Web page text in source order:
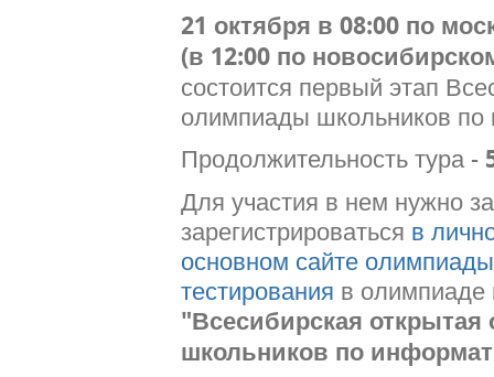
21 октября в 08:00 по
(в 12:00 по
состоится первый этап
олимпиады школьников по
Продолжительность тура -
Для участия в нем нужно
зарегистрироваться в
основном сайте олимпиады
тестирования в олимпиаде
"Всесибирская
школьников по